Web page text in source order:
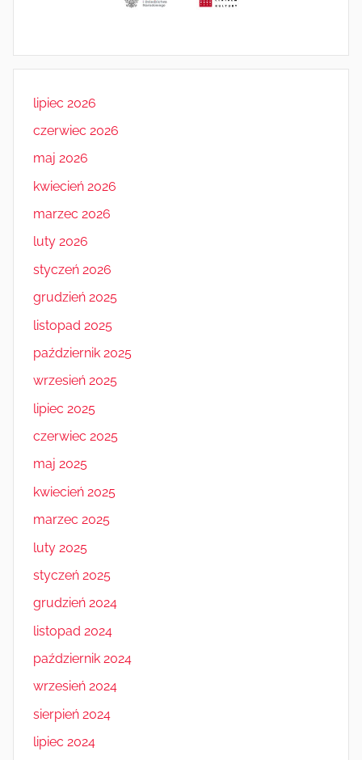
lipiec 2026
czerwiec 2026
maj 2026
kwiecień 2026
marzec 2026
luty 2026
styczeń 2026
grudzień 2025
listopad 2025
październik 2025
wrzesień 2025
lipiec 2025
czerwiec 2025
maj 2025
kwiecień 2025
marzec 2025
luty 2025
styczeń 2025
grudzień 2024
listopad 2024
październik 2024
wrzesień 2024
sierpień 2024
lipiec 2024